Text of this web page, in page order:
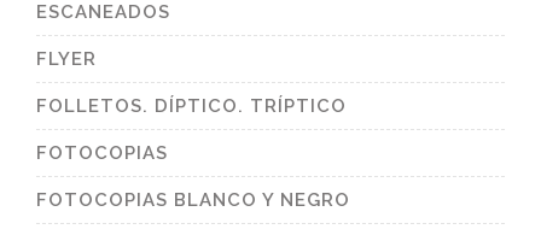
ESCANEADOS
FLYER
FOLLETOS. DÍPTICO. TRÍPTICO
FOTOCOPIAS
FOTOCOPIAS BLANCO Y NEGRO